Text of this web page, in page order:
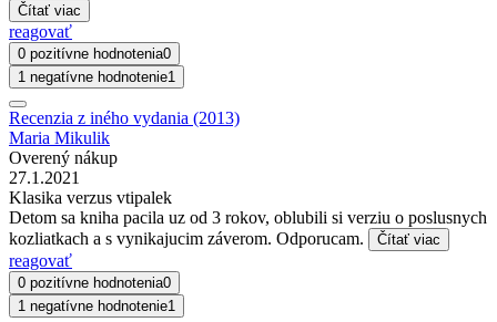
Čítať viac
reagovať
0 pozitívne hodnotenia0
1 negatívne hodnotenie1
Recenzia z iného vydania (2013)
Maria Mikulik
Overený nákup
27.1.2021
Klasika verzus vtipalek
Detom sa kniha pacila uz od 3 rokov, oblubili si verziu o poslusnych
kozliatkach a s vynikajucim záverom. Odporucam.
Čítať viac
reagovať
0 pozitívne hodnotenia0
1 negatívne hodnotenie1